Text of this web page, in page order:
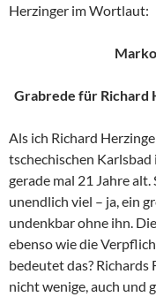
Herzinger im Wortlaut:
Grabrede für Richard
Als ich Richard
tschechischen
gerade mal 21 Jahre
unendlich viel – ja, ein
undenkbar ohne ihn.
ebenso wie die
bedeutet das?
nicht wenige, auch und